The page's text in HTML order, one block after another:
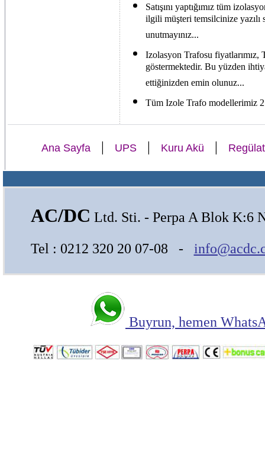
Satışını yaptığımız tüm
ilgili müşteri temsilcinize
unutmayınız...
Izolasyon Trafosu
göstermektedir. Bu yüzden
ettiğinizden emin olunuz...
Tüm Izole Trafo modellerimiz
Ana Sayfa| UPS| Kuru Akü |
AC/DC Ltd. Sti. - Perpa A Blok K:6
Tel : 0212 320 20 07-08 -
Buyrun, hemen